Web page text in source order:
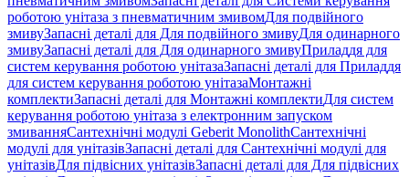
роботою унітаза з пневматичним змивомДля подвійного
змивуЗапасні деталі для Для подвійного змивуДля одинарного
змивуЗапасні деталі для Для одинарного змивуПриладдя для
систем керування роботою унітазаЗапасні деталі для Приладдя
для систем керування роботою унітазаМонтажні
комплектиЗапасні деталі для Монтажні комплектиДля систем
керування роботою унітаза з електронним запуском
змиванняСантехнічні модулі Geberit MonolithСантехнічні
модулі для унітазівЗапасні деталі для Сантехнічні модулі для
унітазівДля підвісних унітазівЗапасні деталі для Для підвісних